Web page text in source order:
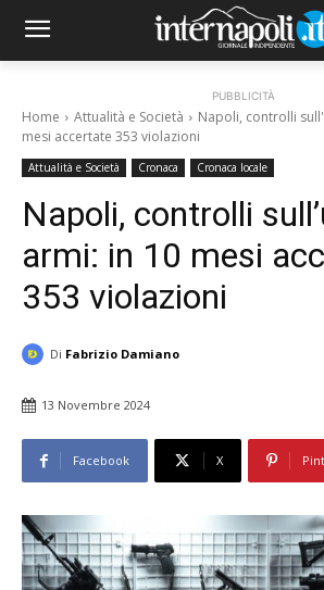
PUBBLICITÀ
Home Attualità e Società
Napoli, controlli
mesi accertate 353 violazioni
Attualità e Società Cronaca Cronaca locale
Napoli, controlli
armi: in 10 mesi
353 violazioni
Di Fabrizio Damiano
13 Novembre 2024
Facebook X